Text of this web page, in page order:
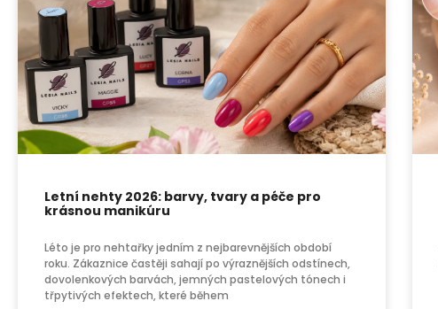
Letní nehty 2026: barvy, tvary a péče pro
krásnou manikúru
Léto je pro nehtařky jedním z nejbarevnějších období
roku. Zákaznice častěji sahají po výraznějších odstínech,
dovolenkových barvách, jemných pastelových tónech i
třpytivých efektech, které během